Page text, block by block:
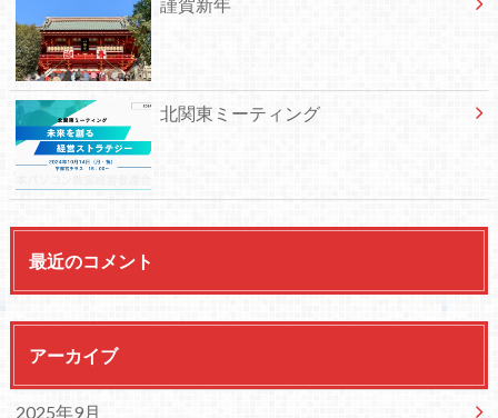
北関東ミーティング
最近のコメント
アーカイブ
2025年9月